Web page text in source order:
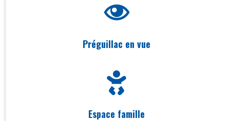
Préguillac en vue
Espace famille